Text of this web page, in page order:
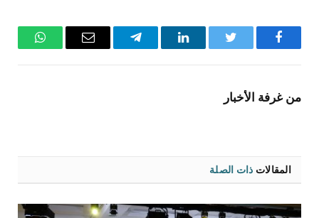
فيسبوك تويتر لينكدإن تيلقرام
البريد
واتساب
من غرفة الأخبار
المقالات ذات الصلة